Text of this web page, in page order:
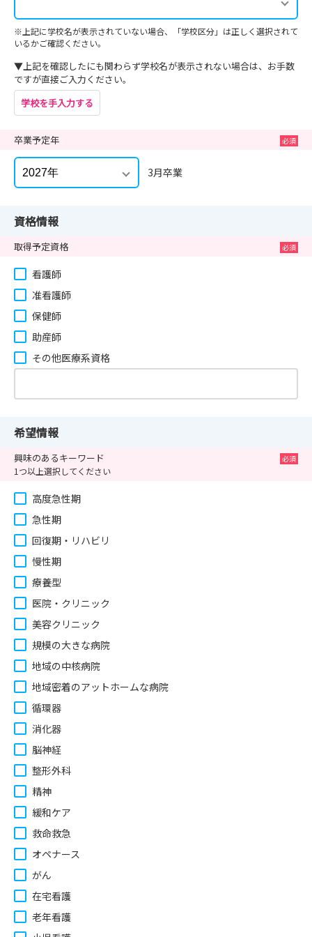
※上記に学校名が表示されていない場合、「学校区分」は正しく選択されて
いるかご確認ください。
▼上記を確認したにも関わらず学校名が表示されない場合は、お手数
ですが直接ご入力ください。
学校を手入力する
卒業予定年
3月卒業
資格情報
取得予定資格
看護師
准看護師
保健師
助産師
その他医療系資格
希望情報
興味のあるキーワード
1つ以上選択してください
高度急性期
急性期
回復期・リハビリ
慢性期
療養型
医院・クリニック
美容クリニック
規模の大きな病院
地域の中核病院
地域密着のアットホームな病院
循環器
消化器
脳神経
整形外科
精神
緩和ケア
救命救急
オペナース
がん
在宅看護
老年看護